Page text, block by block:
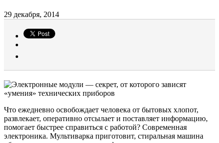
29 декабря, 2014
Что ежедневно освобождает человека от бытовых хлопот,
развлекает, оперативно отсылает и поставляет информацию,
помогает быстрее справиться с работой? Современная
электроника. Мультиварка приготовит, стиральная машина